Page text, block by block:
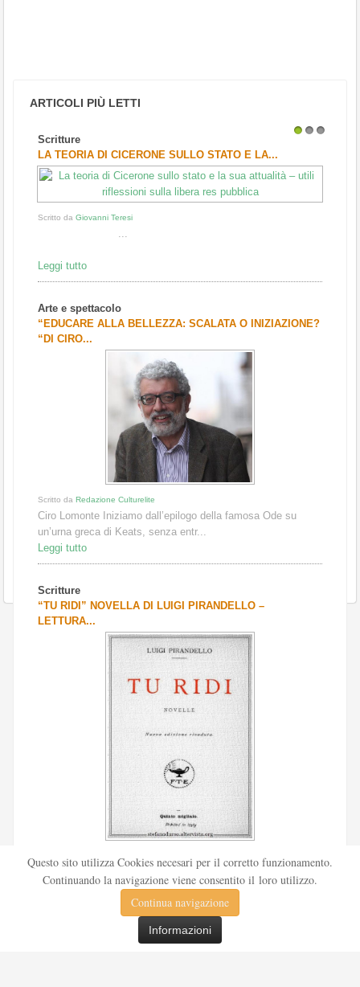
ARTICOLI PIÙ LETTI
Scritture
LA TEORIA DI CICERONE SULLO STATO E LA...
Scritto da Giovanni Teresi
...
Leggi tutto
Arte e spettacolo
“EDUCARE ALLA BELLEZZA: SCALATA O INIZIAZIONE?
“DI CIRO...
Scritto da Redazione Culturelite
Ciro Lomonte Iniziamo dall’epilogo della famosa Ode su
un’urna greca di Keats, senza entr...
Leggi tutto
Scritture
“TU RIDI” NOVELLA DI LUIGI PIRANDELLO –
LETTURA...
Pubblicata nel 1912 sul «Corriere della sera», la novella Tu
ridi fu successivamente inserita nella ...
Questo sito utilizza Cookies necesari per il corretto funzionamento.
Continuando la navigazione viene consentito il loro utilizzo.
Continua navigazione
Informazioni